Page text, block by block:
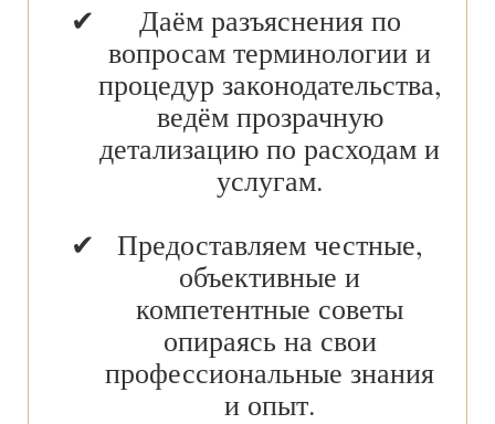
Даём разъяснения по
вопросам терминологии и
процедур законодательства,
ведём прозрачную
детализацию по расходам и
услугам.
Предоставляем честные,
объективные и
компетентные советы
опираясь на свои
профессиональные знания
и опыт.